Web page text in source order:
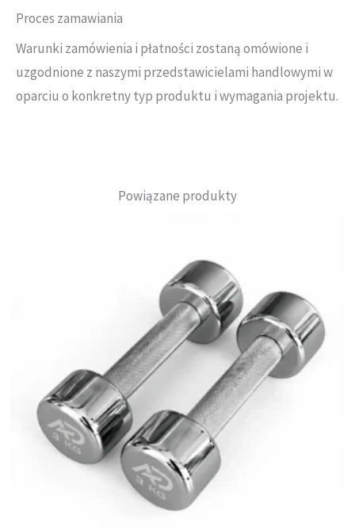
Proces zamawiania
Warunki zamówienia i płatności zostaną omówione i
uzgodnione z naszymi przedstawicielami handlowymi w
oparciu o konkretny typ produktu i wymagania projektu.
Powiązane produkty